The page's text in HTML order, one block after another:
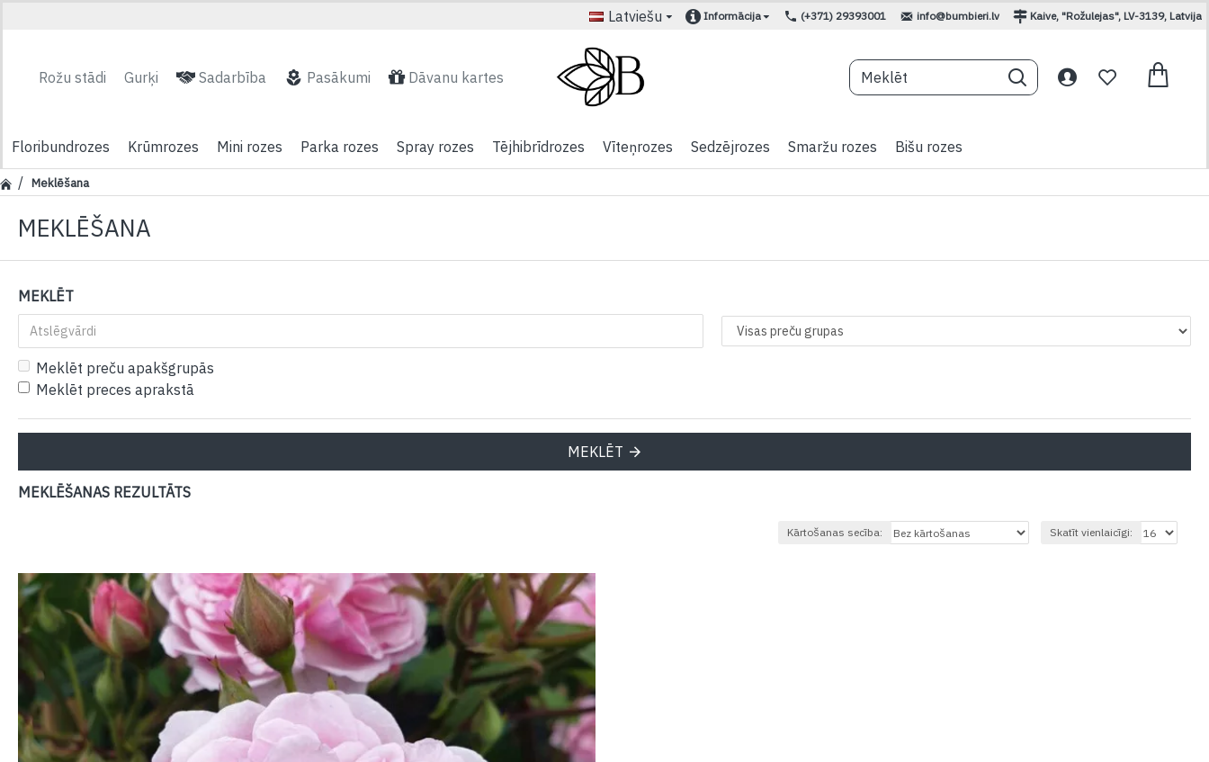
Latviešu Informācija (+371) 29393001 info@bumbieri.lv Kaive, "Rožulejas", LV-3139, Latvija
Rožu stādi Gurķi Sadarbība Pasākumi Dāvanu kartes
Floribundrozes Krūmrozes Mini rozes Parka rozes Spray rozes Tējhibrīdrozes Vīteņrozes Sedzējrozes Smaržu rozes Bišu rozes
Meklēšana
MEKLĒŠANA
MEKLĒT
Meklēt preču apakšgrupās
Meklēt preces aprakstā
MEKLĒT
MEKLĒŠANAS REZULTĀTS
Kārtošanas secība: Skatīt vienlaicīgi: